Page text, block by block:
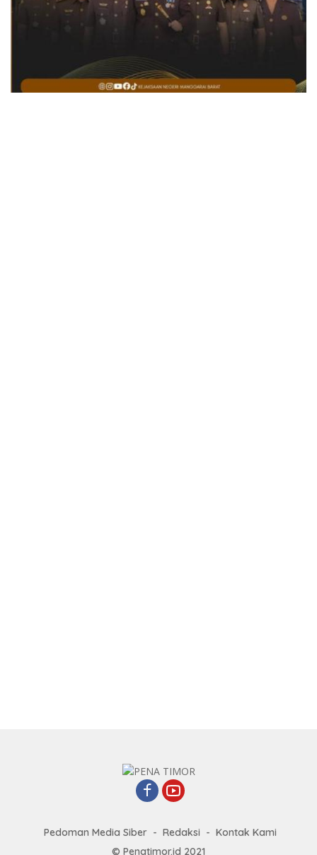
Pedoman Media Siber Redaksi
Kontak Kami
© Penatimor.id 2021